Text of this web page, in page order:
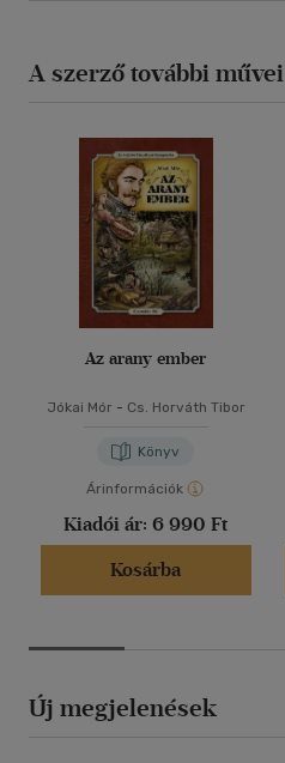
A szerző további művei
Az arany ember
Jókai Mór - Cs. Horváth Tibor
Könyv
Árinformációk
Kiadói ár: 6 990 Ft
Kosárba
Új megjelenések